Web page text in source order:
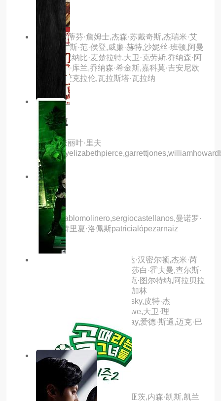
主演：史蒂芬·詹姆士,杰森·苏戴奇斯,杰瑞米·艾
恩斯,卡里斯·范·侯登,威廉·赫特,沙妮丝·班顿,阿曼
达·克鲁,巴纳比·麦楚拉特,大卫·克劳斯,乔纳森·阿
里斯,托尼·库兰,乔纳森·希金斯,嘉科莫·吉安尼欧
缇,乔恩·麦克拉伦,瓦拉斯塔·瓦拉纳
10.0分 hd
丧尸猎魔
主演：朱丽叶·里夫
斯
7.0分 hd
黑死病
主演：pablomolinero,sergiocastellanos,曼诺罗·
索洛,帕特里夏·洛佩斯patricialópezarnaiz
主演：皮尔斯·布鲁斯南,琳达·汉密尔顿,杰米·芮
妮·史密斯,杰里米·福利,伊丽莎白·霍夫曼,查尔斯·
哈拉汉,格兰特·赫斯洛夫,科克·图尔特纳,阿拉贝拉
·菲尔德,马泰,brianreddy,李·加林
顿,billbolender,caroleandrosky,皮特·杰
森,timhaldeman,hansfordrowe,大卫·理
柏,r.j.burns,christophermurray,爱德·斯通,迈克·巴
特斯,因格·内哈斯
5.0分 hd
少年骇客：异形群体
主演：瑞恩·凯利,艾尔莎·迪亚茨,内森·凯斯,凯兰